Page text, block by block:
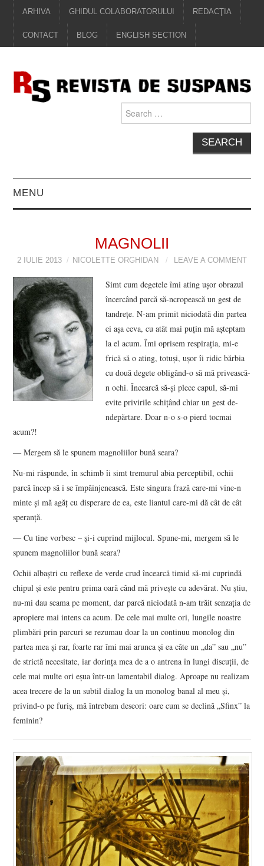
ARHIVA GHIDUL COLABORATORULUI REDACŢIA
CONTACT BLOG ENGLISH SECTION
for:
MENU
VIZIUNI ȘI SPECTRE
CONTRAPAGINI
CARTE & FILM
SUSPANS
NUMĂRUL 48 /
MARTIE 2018
APRILIE 2018
MAGNOLII
2 IULIE 2013 NICOLETTE ORGHIDAN LEAVE A COMMENT
Simt cum degetele îmi ating ușor obrazul
încercând parcă să-ncropească un gest de
tandrețe. N-am primit niciodată din partea
ei așa ceva, cu atât mai puțin mă așteptam
la el acum. Îmi oprisem respirația, mi-e
frică să o ating, totuși, ușor îi ridic bărbia
cu două degete obligând-o să mă privească-
n ochi. Încearcă să-și plece capul, să-mi
evite privirile schițând chiar un gest de-
ndepărtare. Doar n-o s-o pierd tocmai
acum?!
― Mergem să le spunem magnoliilor bună seara?
Nu-mi răspunde, în schimb îi simt tremurul abia perceptibil, ochii
parcă încep să i se împăinjenească. Este singura frază care-mi vine-n
minte și mă agăț cu disperare de ea, este liantul care-mi dă cât de cât
speranță.
― Cu tine vorbesc – și-i cuprind mijlocul. Spune-mi, mergem să le
spunem magnoliilor bună seara?
Ochii albaștri cu reflexe de verde crud încearcă timid să-mi cuprindă
chipul și este pentru prima oară când mă privește cu adevărat. Nu știu,
nu-mi dau seama pe moment, dar parcă niciodată n-am trăit senzația de
apropiere mai intens ca acum. De cele mai multe ori, lungile noastre
plimbări prin parcuri se rezumau doar la un continuu monolog din
partea mea și rar, foarte rar îmi mai arunca și ea câte un „da” sau „nu”
de strictă necesitate, iar dorința mea de a o antrena în lungi discuții, de
cele mai multe ori eșua într-un lamentabil dialog. Aproape nu realizam
acea trecere de la un subtil dialog la un monolog banal al meu și,
privind-o pe furiș, mă întrebam deseori: oare cum se declină „Sfinx” la
feminin?